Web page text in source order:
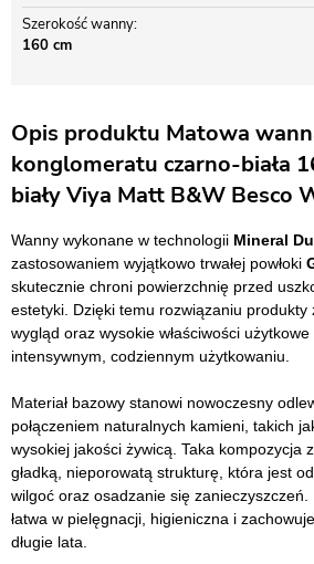
Szerokość wanny
160 cm
Opis produktu Matowa
konglomeratu czarno-biała
biały Viya Matt B&W Besco
Wanny wykonane w technologii Mineral
zastosowaniem wyjątkowo trwałej powłoki
skutecznie chroni powierzchnię przed
estetyki. Dzięki temu rozwiązaniu produkty
wygląd oraz wysokie właściwości
intensywnym, codziennym użytkowaniu.
Materiał bazowy stanowi nowoczesny
połączeniem naturalnych kamieni, takich
wysokiej jakości żywicą. Taka kompozycja
gładką, nieporowatą strukturę, która jest
wilgoć oraz osadzanie się
łatwa w pielęgnacji, higieniczna i
długie lata.